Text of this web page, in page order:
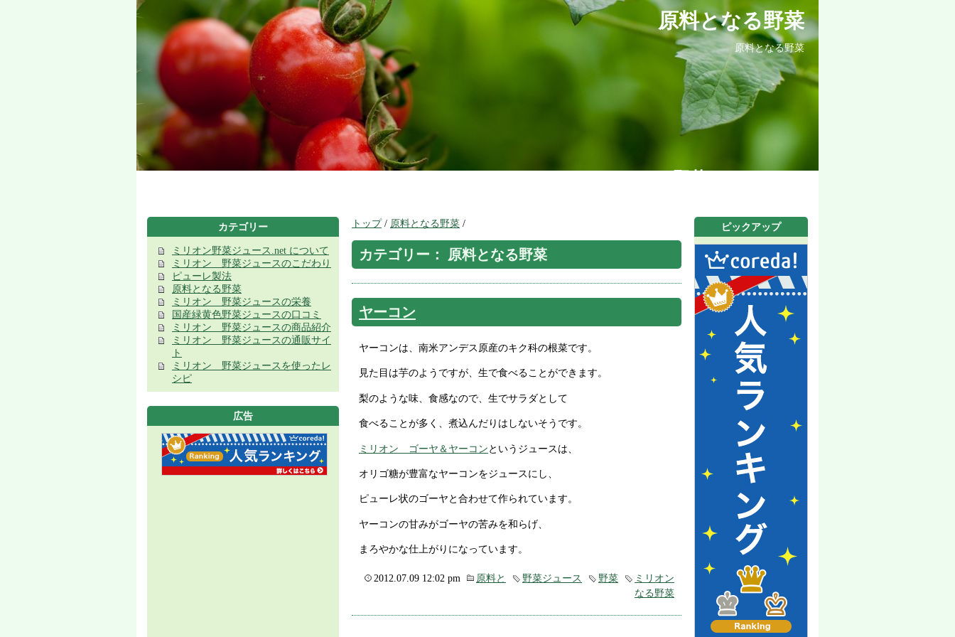
原料となる野菜
原料となる野菜
トップ/ 原料となる野菜 /
カテゴリー： 原料となる野菜
ヤーコン
ヤーコンは、南米アンデス原産のキク科の根菜です。
見た目は芋のようですが、生で食べることができます。
梨のような味、食感なので、生でサラダとして
食べることが多く、煮込んだりはしないそうです。
ミリオン ゴーヤ＆ヤーコンというジュースは、
オリゴ糖が豊富なヤーコンをジュースにし、
ピューレ状のゴーヤと合わせて作られています。
ヤーコンの甘みがゴーヤの苦みを和らげ、
まろやかな仕上がりになっています。
ミリオン
野菜
野菜ジュース
2012.07.09 12:02 pm
原料と
なる野菜
カテゴリー
ミリオン野菜ジュース.net について
ミリオン 野菜ジュースのこだわり
ピューレ製法
原料となる野菜
ミリオン 野菜ジュースの栄養
国産緑黄色野菜ジュースの口コミ
ミリオン 野菜ジュースの商品紹介
ミリオン 野菜ジュースの通販サイ
ト
ミリオン 野菜ジュースを使ったレ
シピ
広告
ピックアップ